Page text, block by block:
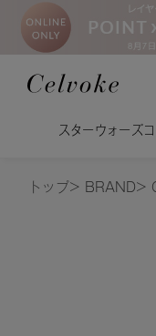
スターウォーズ
トップ> BRAND>